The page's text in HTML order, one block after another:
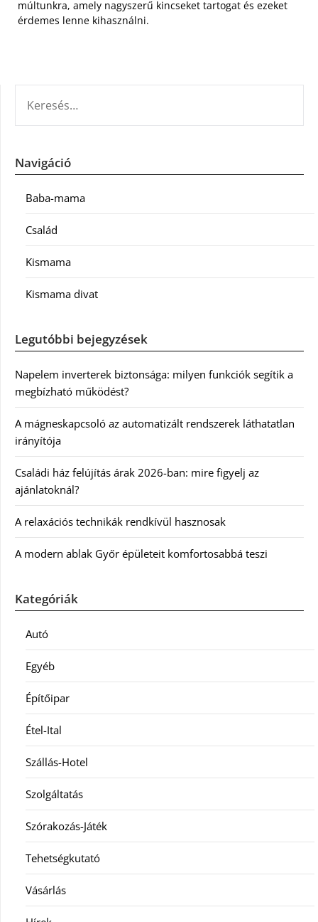
múltunkra, amely nagyszerű kincseket tartogat és ezeket
érdemes lenne kihasználni.
Navigáció
Baba-mama
Család
Kismama
Kismama divat
Legutóbbi bejegyzések
Napelem inverterek biztonsága: milyen funkciók segítik a
megbízható működést?
A mágneskapcsoló az automatizált rendszerek láthatatlan
irányítója
Családi ház felújítás árak 2026-ban: mire figyelj az
ajánlatoknál?
A relaxációs technikák rendkívül hasznosak
A modern ablak Győr épületeit komfortosabbá teszi
Kategóriák
Autó
Egyéb
Építőipar
Étel-Ital
Szállás-Hotel
Szolgáltatás
Szórakozás-Játék
Tehetségkutató
Vásárlás